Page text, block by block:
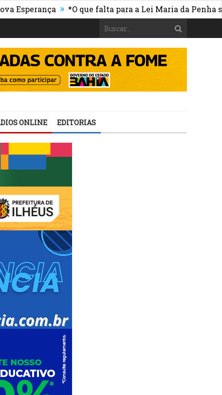
» *O que falta para a Lei Maria da Penha ser
ONLINE EDITORIAS